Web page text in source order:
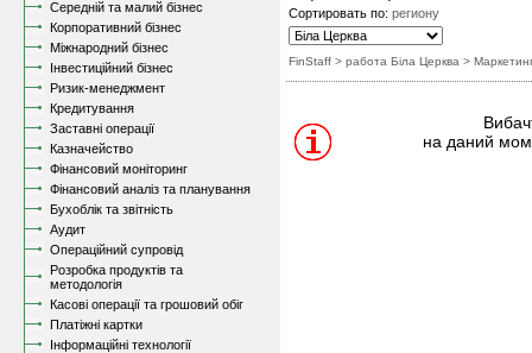
Середній та малий бізнес
Корпоративний бізнес
Міжнародний бізнес
Інвестиційний бізнес
Ризик-менеджмент
Кредитування
Заставні операції
Казначейство
Фінансовий моніторинг
Фінансовий аналіз та планування
Бухоблік та звітність
Аудит
Операційний супровід
Розробка продуктів та
методологія
Касові операції та грошовий обіг
Платіжні картки
Інформаційні технології
Сортировать по: региону
FinStaff > работа Біла Церква >
на даний